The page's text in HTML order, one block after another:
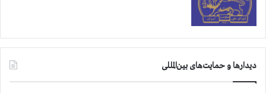
دیدارها و حمایت‌های بین‌المللی